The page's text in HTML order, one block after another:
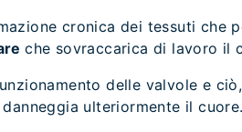
cronica dei tessuti che
che sovraccarica di lavoro il
delle valvole e
danneggia ulteriormente il cuore.